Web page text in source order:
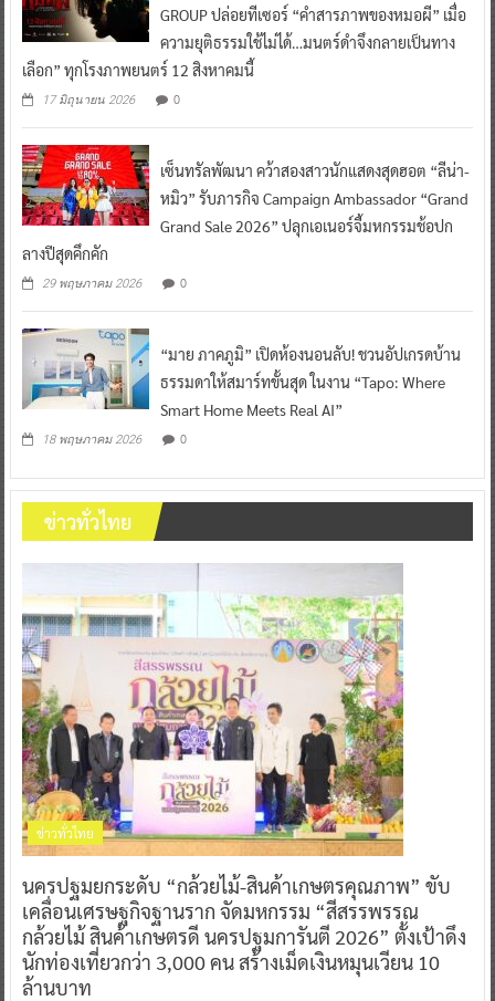
GROUP ปล่อยทีเซอร์ “คำสารภาพของหมอผี” เมื่อ
ความยุติธรรมใช้ไม่ได้…มนตร์ดำจึงกลายเป็นทาง
เลือก” ทุกโรงภาพยนตร์ 12 สิงหาคมนี้
17 มิถุนายน 2026 0
เซ็นทรัลพัฒนา คว้าสองสาวนักแสดงสุดฮอต “ลีน่า-
หมิว” รับภารกิจ Campaign Ambassador “Grand
Grand Sale 2026” ปลุกเอเนอร์จี้มหกรรมช้อปก
ลางปีสุดคึกคัก
29 พฤษภาคม 2026 0
“มาย ภาคภูมิ” เปิดห้องนอนลับ! ชวนอัปเกรดบ้าน
ธรรมดาให้สมาร์ทขั้นสุด ในงาน “Tapo: Where
Smart Home Meets Real AI”
18 พฤษภาคม 2026 0
ข่าวทั่วไทย
ข่าวทั่วไทย
นครปฐมยกระดับ “กล้วยไม้-สินค้าเกษตรคุณภาพ” ขับ
เคลื่อนเศรษฐกิจฐานราก จัดมหกรรม “สีสรรพรรณ
กล้วยไม้ สินค้าเกษตรดี นครปฐมการันตี 2026” ตั้งเป้าดึง
นักท่องเที่ยวกว่า 3,000 คน สร้างเม็ดเงินหมุนเวียน 10
ล้านบาท